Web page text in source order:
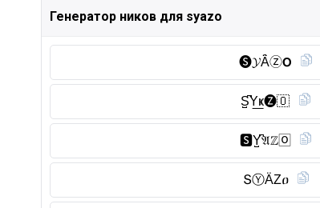
Генератор ников для syazo
🅢︎𝓨Ȃ̈Ⓩ︎𝗢
S̺͆Y͟ҝ🅩🇴
🆂︎Y̺͆𝔄ℤ🄾
ՏⓎ︎ÄZዐ